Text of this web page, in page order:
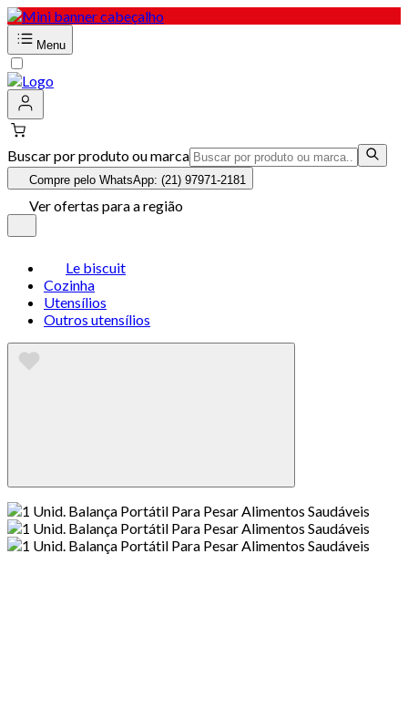
Menu
Buscar por produto ou marca
Compre pelo WhatsApp: (21) 97971-2181
Ver ofertas para a região
Le biscuit
Cozinha
Utensílios
Outros utensílios